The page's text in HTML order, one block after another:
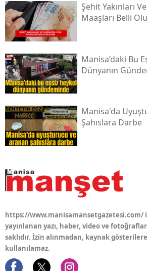
Şehit Yakınları
Maaşları Belli
Manisa’daki Bu
Dünyanın
Manisa'da
Şahıslara Darbe
https://www.manisamansetgazetesi.com/
yayınlanan yazı, haber, video ve
saklıdır. İzin alınmadan, kaynak
kullanılamaz.